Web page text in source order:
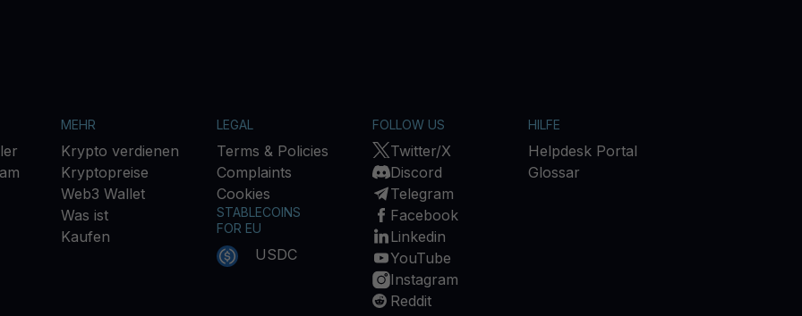
MEHR
Krypto verdienen
Kryptopreise
Web3 Wallet
Was ist
Kaufen
LEGAL
Terms & Policies
Complaints
Cookies
STABLECOINS
FOR EU
USDC
FOLLOW US
Twitter/X
Discord
Telegram
Facebook
Linkedin
YouTube
Instagram
Reddit
HILFE
Helpdesk Portal
Glossar